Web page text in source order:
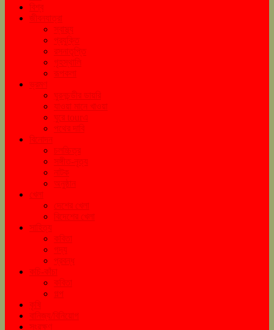
বিশ্ব
জীবনযাত্রা
স্বাস্থ্য
প্রযুক্তি
রসনাতৃপ্তি
গৃহস্থালি
রূপকলা
ভ্রমণ
ঘুরনচন্ডীর ডায়রি
যাওয়া মানে খাওয়া
ঘুরে tourএ
পথের দাবি
বিনোদন
চলচ্চিত্র
সঙ্গীত-নৃত্য
নাটক
অনুষ্ঠান
খেলা
দেশের খেলা
বিদেশের খেলা
সাহিত্য
কবিতা
গদ্য
প্রবন্ধ
কচি-কাঁচা
কবিতা
গল্প
কৃষি
বানিজ্য/বিনিয়োগ
সংরক্ষণ